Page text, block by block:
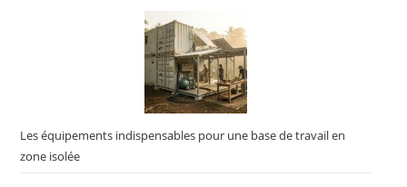
Les équipements indispensables pour une base de travail en
zone isolée